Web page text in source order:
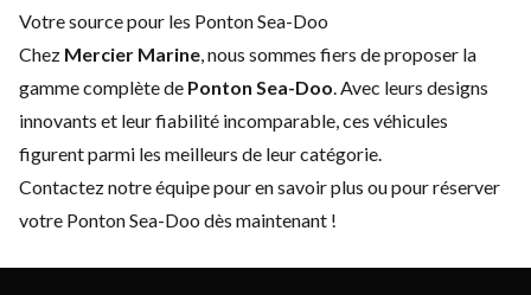
Votre source pour les Ponton Sea-Doo
Chez Mercier Marine , nous sommes fiers de proposer la
gamme complète de Ponton Sea-Doo . Avec leurs designs
innovants et leur fiabilité incomparable, ces véhicules
figurent parmi les meilleurs de leur catégorie.
Contactez notre équipepour en savoir plus ou pour réserver
votre Ponton Sea-Doo dès maintenant !